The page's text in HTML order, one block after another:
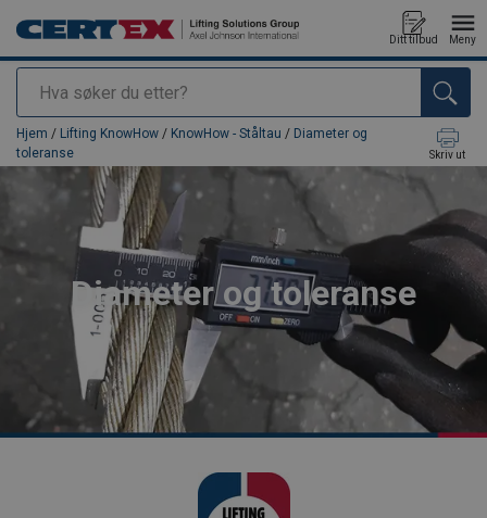
Søk
Ditt tilbud Meny
Produkt lagt i din handlekurv
Hjem / Lifting KnowHow / KnowHow - Ståltau / Diameter og
toleranse
Skriv ut
Diameter og toleranse